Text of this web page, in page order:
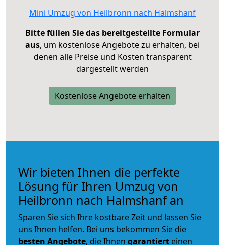
Mini Umzug von Heilbronn nach Halmshanf
Bitte füllen Sie das bereitgestellte Formular
aus, um kostenlose Angebote zu erhalten, bei
denen alle Preise und Kosten transparent
dargestellt werden
Kostenlose Angebote erhalten
Wir bieten Ihnen die perfekte
Lösung für Ihren Umzug von
Heilbronn nach Halmshanf an
Sparen Sie sich Ihre kostbare Zeit und lassen Sie
uns Ihnen helfen. Bei uns bekommen Sie die
besten Angebote, die Ihnen garantiert einen